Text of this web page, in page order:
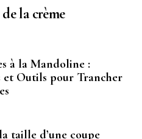
la crème
à la Mandoline :
et Outils pour Trancher
taille d’une coupe